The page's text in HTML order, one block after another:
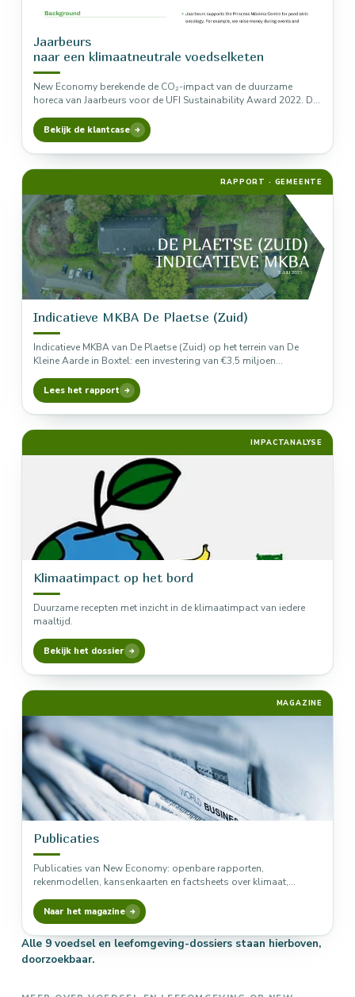
Jaarbeurs
naar een klimaatneutrale voedselketen
New Economy berekende de CO₂-impact van de duurzame
horeca van Jaarbeurs voor de UFI Sustainability Award 2022. De
Bekijk de klantcase
RAPPORT · GEMEENTE
Indicatieve MKBA De Plaetse (Zuid)
Indicatieve MKBA van De Plaetse (Zuid) op het terrein van De
Kleine Aarde in Boxtel: een investering van €3,5 miljoen…
Lees het rapport
IMPACTANALYSE
Klimaatimpact op het bord
Duurzame recepten met inzicht in de klimaatimpact van iedere
maaltijd.
Bekijk het dossier
MAGAZINE
Publicaties
Publicaties van New Economy: openbare rapporten,
rekenmodellen, kansenkaarten en factsheets over klimaat,
omgeving, maakindustrie en…
Naar het magazine
Alle 9 voedsel en leefomgeving-dossiers staan hierboven,
doorzoekbaar.